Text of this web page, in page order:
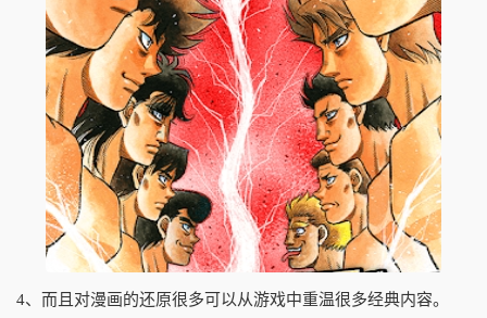
4、而且对漫画的还原很多可以从游戏中重温很多经典内容。